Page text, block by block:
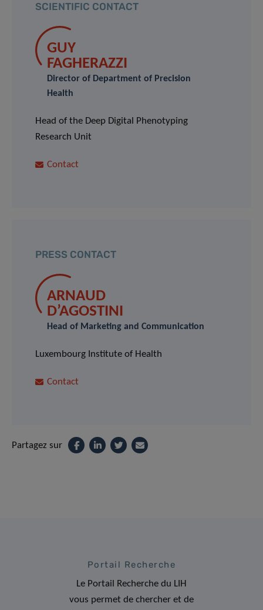
SCIENTIFIC CONTACT
GUY
FAGHERAZZI
Director of Department of Precision
Health
Head of the Deep Digital Phenotyping
Research Unit
Contact
PRESS CONTACT
ARNAUD
D’AGOSTINI
Head of Marketing and Communication
Luxembourg Institute of Health
Contact
Partagez sur
Portail Recherche
Le Portail Recherche du LIH
vous permet de chercher et de